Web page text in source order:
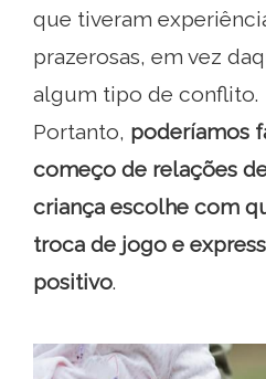
que tiveram
prazerosas, em vez
algum tipo de conflito.
Portanto, poderíamos
começo de relações
criança escolhe com
troca de jogo e
positivo.